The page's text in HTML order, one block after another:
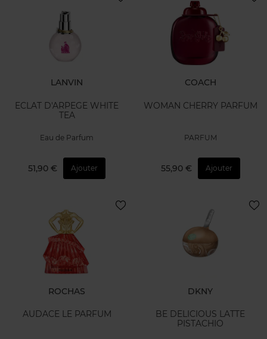
LANVIN
ECLAT D'ARPEGE WHITE
TEA
Eau de Parfum
51,90 € Ajouter
COACH
WOMAN CHERRY PARFUM
PARFUM
55,90 € Ajouter
ROCHAS
AUDACE LE PARFUM
DKNY
BE DELICIOUS LATTE
PISTACHIO